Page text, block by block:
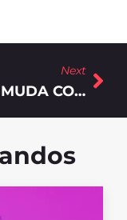
Next
O QUE MUDA COM O MARKETING 3.0?